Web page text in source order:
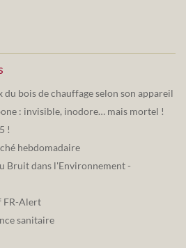
bois de chauffage selon son appareil
: invisible, inodore… mais mortel !
!
hebdomadaire
Bruit dans l'Environnement -
FR-Alert
sanitaire